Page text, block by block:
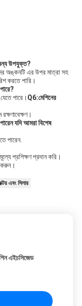
উপযুক্ত?
অঙ্কনটি এর উপর মাত্রা সহ
করতে পারি।
?
পারে।Q6:মেশিনের
যদি আমরা বিশেষ
পারেন.
প্রশিক্ষণ প্রদান করি।
করুন।
এবং সিলার
এইচসিজেড